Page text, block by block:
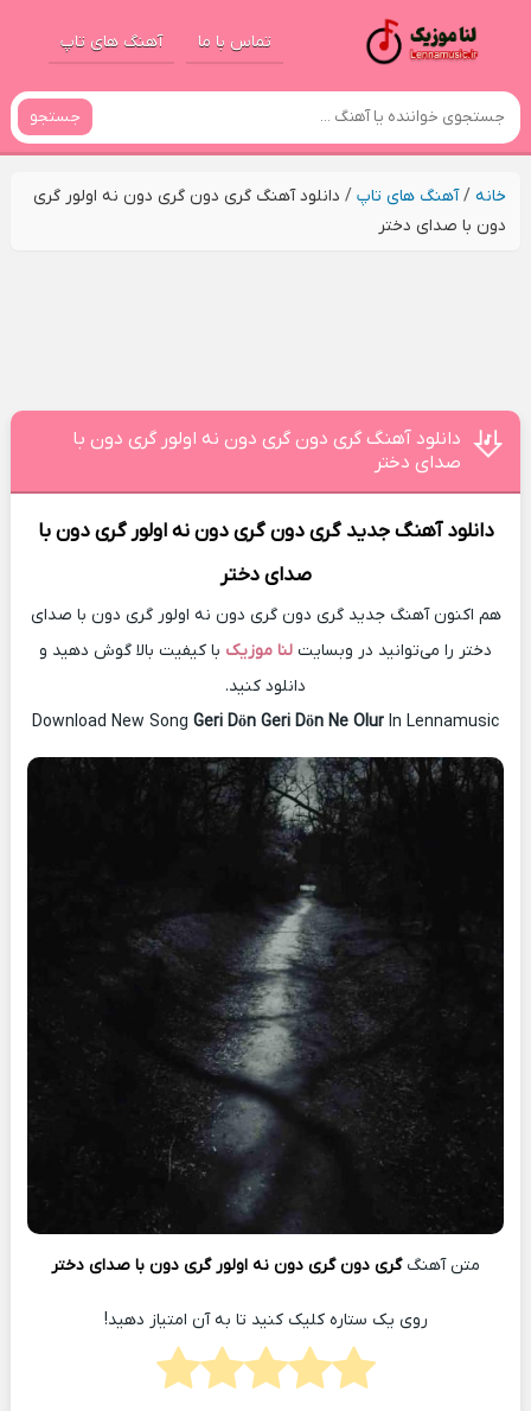
تماس با ما آهنگ های تاپ
جستجو
خانه/آهنگ های تاپ/ دانلود آهنگ گری دون گری دون نه اولور گری
دون با صدای دختر
دانلود آهنگ گری دون گری دون نه اولور گری دون با
صدای دختر
دانلود آهنگ جدید گری دون گری دون نه اولور گری دون با
صدای دختر
هم اکنون آهنگ جدید گری دون گری دون نه اولور گری دون با صدای
دختر را می‌توانید در وبسایت لنا موزیک با کیفیت بالا گوش دهید و
دانلود کنید.
Download New Song Geri Dön Geri Dön Ne Olur In Lennamusic
متن آهنگگری دون گری دون نه اولور گری دون با صدای دختر
روی یک ستاره کلیک کنید تا به آن امتیاز دهید!